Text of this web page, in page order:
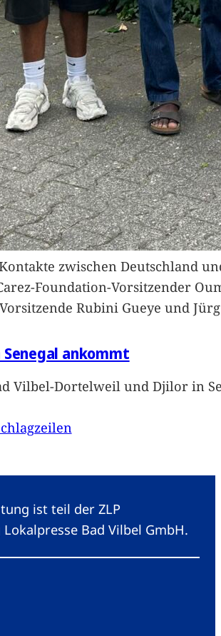
zwischen Deutschland
Foundation-Vorsitzender
Rubini Gueye und
ankommt
Vilbel-Dortelweil und Djilor in
ist teil der ZLP
Bad Vilbel GmbH.